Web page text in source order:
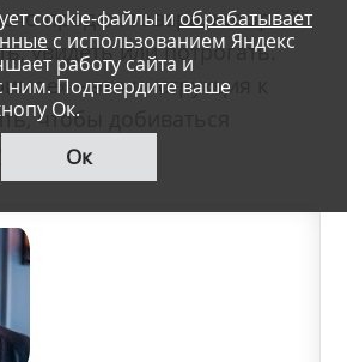
продаж товара, который
увидеть или потрогать.
– это инструкция к
чтобы добиваться
cookie-файлы и обрабатывает
с использованием Яндекс
работу сайта и
ним. Подтвердите ваше
Ок.
Ок